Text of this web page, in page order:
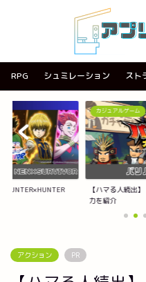
RPG シュミレーション スト
バリバリ大作戦》の魅
カジュアルゲーム
【ハマる人続出
フ》の魅力を紹介
アクション PR